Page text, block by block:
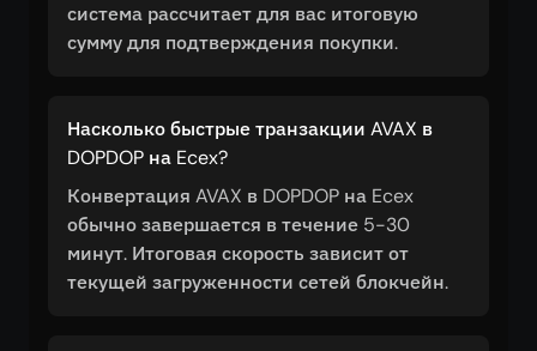
система рассчитает для вас итоговую
сумму для подтверждения покупки.
Насколько быстрые транзакции AVAX в
DOPDOP на Ecex?
Конвертация AVAX в DOPDOP на Ecex
обычно завершается в течение 5-30
минут. Итоговая скорость зависит от
текущей загруженности сетей блокчейн.